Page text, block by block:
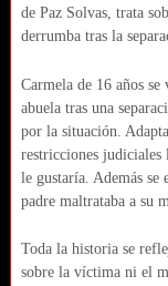
de Paz Solvas, trata
derrumba tras la
Carmela de 16 años se
abuela tras una
por la situación.
restricciones judiciales
le gustaría. Además se
padre maltrataba a su
Toda la historia se
sobre la víctima ni el